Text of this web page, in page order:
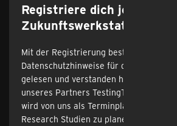
Registriere dich jetzt als
Zukunftswerkstatt.
Mit der Registrierung bestätigst du,
Datenschutzhinweise für die congstar
gelesen und verstanden hast. Du wirst
unseres Partners TestingTime
wird von uns als Terminplanungs-
Research Studien zu planen.